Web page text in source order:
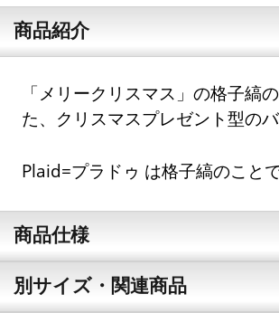
商品紹介
「メリークリスマス」の格子縞
た、クリスマスプレゼント型のバ
Plaid=プラドゥ は格子縞のことで
商品仕様
別サイズ・関連商品